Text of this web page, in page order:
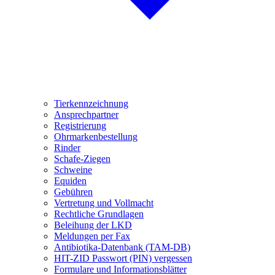
Tierkennzeichnung
Ansprechpartner
Registrierung
Ohrmarkenbestellung
Rinder
Schafe-Ziegen
Schweine
Equiden
Gebühren
Vertretung und Vollmacht
Rechtliche Grundlagen
Beleihung der LKD
Meldungen per Fax
Antibiotika-Datenbank (TAM-DB)
HIT-ZID Passwort (PIN) vergessen
Formulare und Informationsblätter